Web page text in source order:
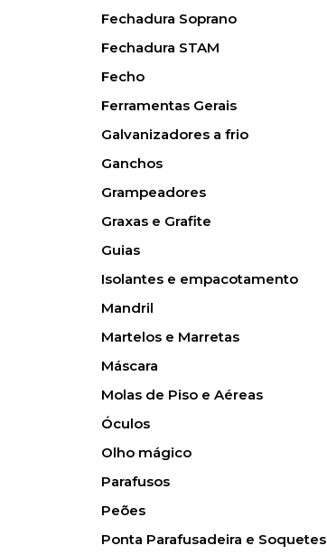
Fechadura Soprano
Fechadura STAM
Fecho
Ferramentas Gerais
Galvanizadores a frio
Ganchos
Grampeadores
Graxas e Grafite
Guias
Isolantes e empacotamento
Mandril
Martelos e Marretas
Máscara
Molas de Piso e Aéreas
Óculos
Olho mágico
Parafusos
Peões
Ponta Parafusadeira e Soquetes